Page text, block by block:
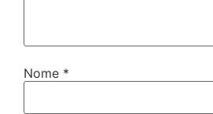
Nome *